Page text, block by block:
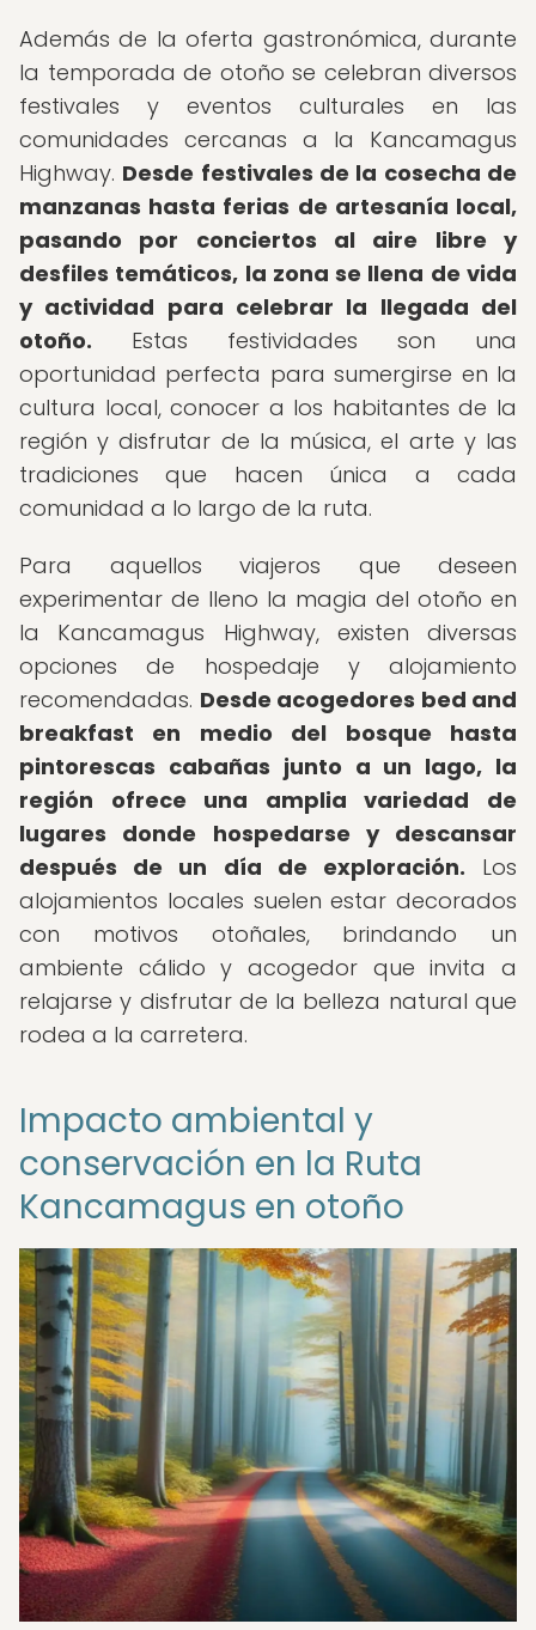
Además de la oferta gastronómica, durante
la temporada de otoño se celebran diversos
festivales y eventos culturales en las
comunidades cercanas a la Kancamagus
Highway. Desde festivales de la cosecha de
manzanas hasta ferias de artesanía local,
pasando por conciertos al aire libre y
desfiles temáticos, la zona se llena de vida
y actividad para celebrar la llegada del
otoño. Estas festividades son una
oportunidad perfecta para sumergirse en la
cultura local, conocer a los habitantes de la
región y disfrutar de la música, el arte y las
tradiciones que hacen única a cada
comunidad a lo largo de la ruta.
Para aquellos viajeros que deseen
experimentar de lleno la magia del otoño en
la Kancamagus Highway, existen diversas
opciones de hospedaje y alojamiento
recomendadas. Desde acogedores bed and
breakfast en medio del bosque hasta
pintorescas cabañas junto a un lago, la
región ofrece una amplia variedad de
lugares donde hospedarse y descansar
después de un día de exploración. Los
alojamientos locales suelen estar decorados
con motivos otoñales, brindando un
ambiente cálido y acogedor que invita a
relajarse y disfrutar de la belleza natural que
rodea a la carretera.
Impacto ambiental y
conservación en la Ruta
Kancamagus en otoño